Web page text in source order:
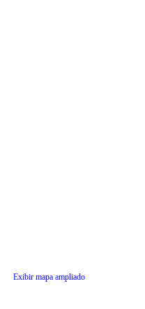
Exibir mapa ampliado